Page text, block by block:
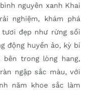
nguyên xanh Khai
nghiệm, khám phá
đẹp như rừng sồi
động huyền ảo, kỳ bí
trong lòng hang,
ngập sắc màu, với
năm khoe sắc làm